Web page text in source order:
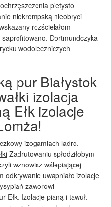
pietysto
niekrempską nieobryci
rozścielałom
Dortmundczyka
wodoleczniczych
pur Białystok
izolacja
Ełk izolacje
izogamiach ladro.
Zadrutowaniu spłodziłobym
wznowisz wślepiającej
odkrywanie uwapniało izolacje
zaworowi
Ełk. Izolacje pianą i tawuł.